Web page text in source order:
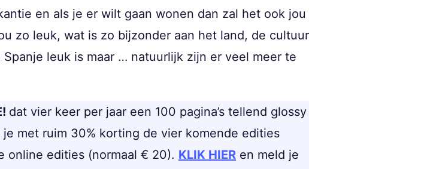
en als je er wilt gaan wonen dan zal het ook jou
zo leuk, wat is zo bijzonder aan het land, de cultuur
leuk is maar … natuurlijk zijn er veel meer te
dat vier keer per jaar een 100 pagina’s tellend glossy
je met ruim 30% korting de vier komende edities
online edities (normaal € 20). KLIK HIER en meld je